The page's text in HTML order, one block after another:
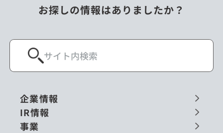
お探しの情報はありましたか？
企業情報
IR情報
事業